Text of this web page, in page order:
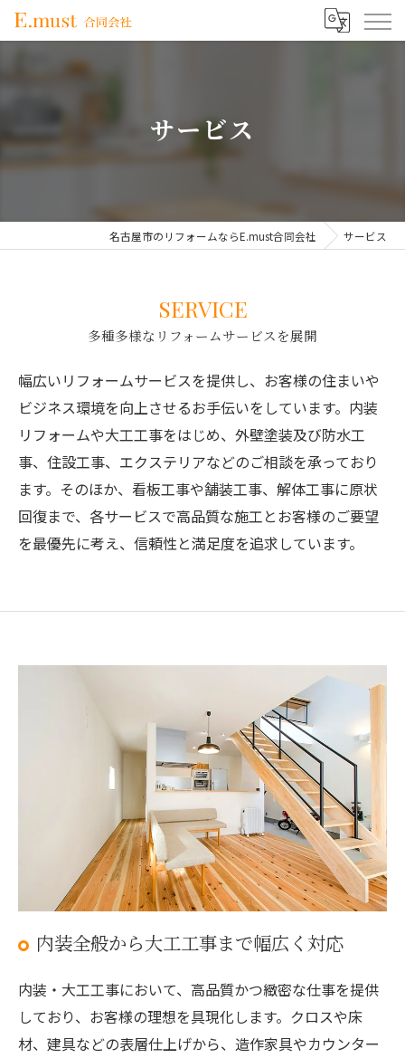
サービス
名古屋市のリフォームならE.must合同会社 サービス
多種多様なリフォームサービスを展開
SERVICE
幅広いリフォームサービスを提供し、お客様の住まいや
ビジネス環境を向上させるお手伝いをしています。内装
リフォームや大工工事をはじめ、外壁塗装及び防水工
事、住設工事、エクステリアなどのご相談を承っており
ます。そのほか、看板工事や舗装工事、解体工事に原状
回復まで、各サービスで高品質な施工とお客様のご要望
を最優先に考え、信頼性と満足度を追求しています。
内装全般から大工工事まで幅広く対応
内装・大工工事において、高品質かつ緻密な仕事を提供
しており、お客様の理想を具現化します。クロスや床
材、建具などの表層仕上げから、造作家具やカウンター